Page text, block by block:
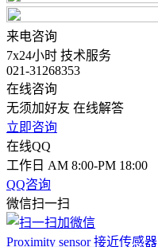
来电咨询
7x24小时 技术服务
021-31268353
在线咨询
无须加好友 在线解答
立即咨询
在线QQ
工作日 AM 8:00-PM 18:00
QQ咨询
微信扫一扫
Proximity sensor 接近传感器